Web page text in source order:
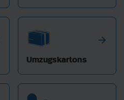
arrow_forward
Umzugskartons